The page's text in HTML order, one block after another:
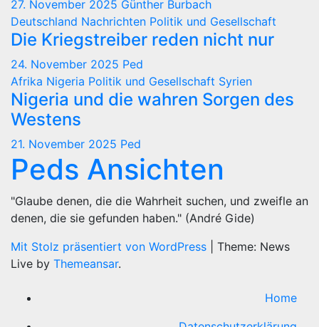
27. November 2025 Günther Burbach
Deutschland Nachrichten Politik und Gesellschaft
Die Kriegstreiber reden nicht nur
24. November 2025 Ped
Afrika Nigeria Politik und Gesellschaft Syrien
Nigeria und die wahren Sorgen des
Westens
21. November 2025 Ped
Peds Ansichten
"Glaube denen, die die Wahrheit suchen, und zweifle an
denen, die sie gefunden haben." (André Gide)
Mit Stolz präsentiert von WordPress
Theme: News
Live by Themeansar.
Home